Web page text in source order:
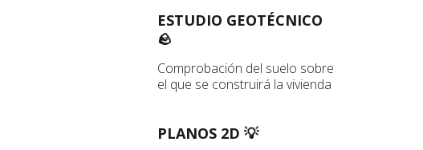
poder desarrollar
correctamente el proyecto
ESTUDIO GEOTÉCNICO
🪨
Comprobación del suelo sobre
el que se construirá la vivienda
PLANOS 2D 💡